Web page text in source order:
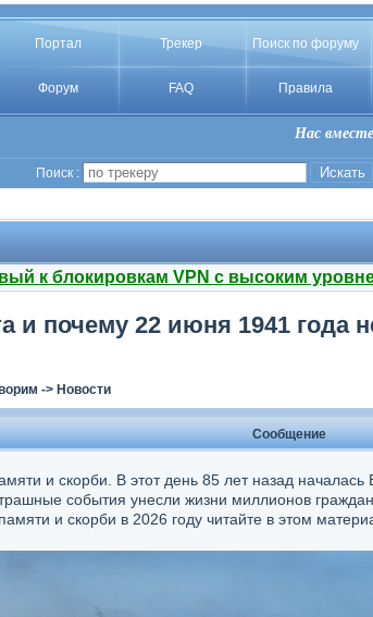
Портал Трекер Поиск по форуму
Форум FAQ Правила
Нас
Поиск :
к блокировкам VPN с высоким
и почему 22 июня 1941 года
-> Новости
Сообщение
и скорби. В этот день 85 лет назад
события унесли жизни миллионов
и скорби в 2026 году читайте в этом